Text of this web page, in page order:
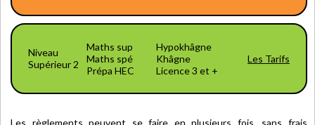
Niveau
Supérieur 2
Maths sup
Maths spé
Prépa HEC
Hypokhâgne
Khâgne
Licence 3 et +
Les Tarifs